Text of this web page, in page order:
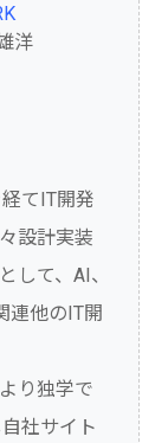
洋
てIT開発
設計実装
して、AI、
連他のIT開
り独学で
社サイト